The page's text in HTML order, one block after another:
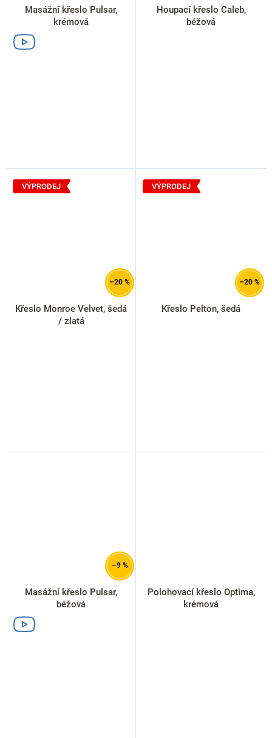
Masážní křeslo Pulsar,
krémová
Houpací křeslo Caleb,
béžová
VÝPRODEJ
–20 %
Křeslo Monroe Velvet, šedá
/ zlatá
VÝPRODEJ
–20 %
Křeslo Pelton, šedá
–9 %
Masážní křeslo Pulsar,
béžová
Polohovací křeslo Optima,
krémová